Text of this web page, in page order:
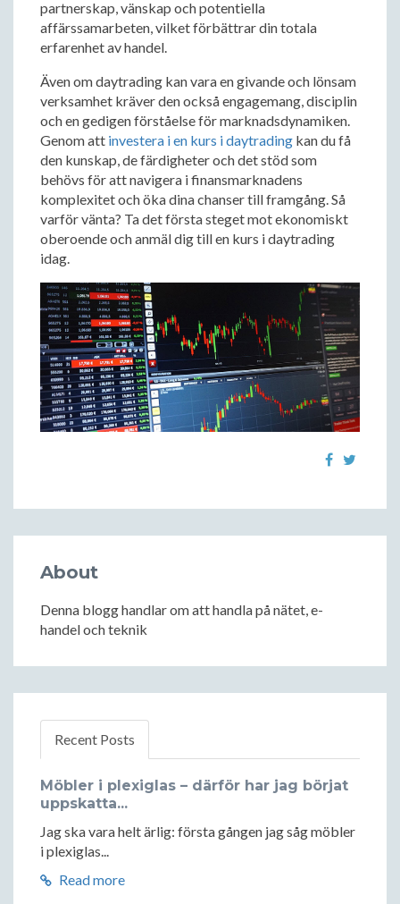
partnerskap, vänskap och potentiella
affärssamarbeten, vilket förbättrar din totala
erfarenhet av handel.
Även om daytrading kan vara en givande och lönsam
verksamhet kräver den också engagemang, disciplin
och en gedigen förståelse för marknadsdynamiken.
Genom att investera i en kurs i daytrading kan du få
den kunskap, de färdigheter och det stöd som
behövs för att navigera i finansmarknadens
komplexitet och öka dina chanser till framgång. Så
varför vänta? Ta det första steget mot ekonomiskt
oberoende och anmäl dig till en kurs i daytrading
idag.
About
Denna blogg handlar om att handla på nätet, e-
handel och teknik
Recent Posts
Möbler i plexiglas – därför har jag börjat
uppskatta...
Jag ska vara helt ärlig: första gången jag såg möbler
i plexiglas...
Read more